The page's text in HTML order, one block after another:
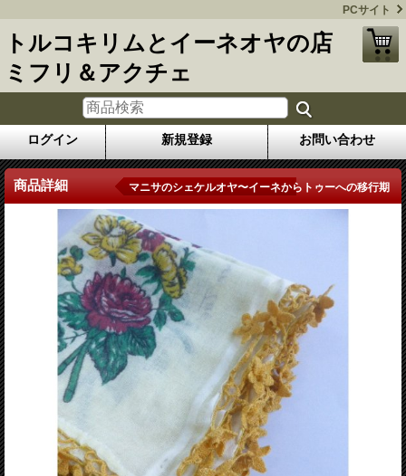
PCサイト
トルコキリムとイーネオヤの店
ミフリ＆アクチェ
ログイン 新規登録 お問い合わせ
商品詳細 マニサのシェケルオヤ〜イーネからトゥーへの移行期